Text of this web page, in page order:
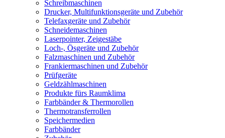
Schreibmaschinen
Drucker, Multifunktionsgeräte und Zubehör
Telefaxgeräte und Zubehör
Schneidemaschinen
Laserpointer, Zeigestäbe
Loch-, Ösgeräte und Zubehör
Falzmaschinen und Zubehör
Frankiermaschinen und Zubehör
Prüfgeräte
Geldzählmaschinen
Produkte fürs Raumklima
Farbbänder & Thermorollen
Thermotransferrollen
Speichermedien
Farbbänder